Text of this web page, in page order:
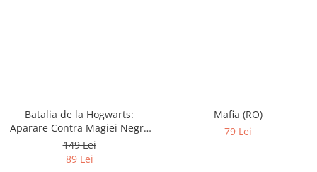
Batalia de la Hogwarts:
Aparare Contra Magiei Negre
(RO)
149 Lei
89 Lei
Mafia (RO)
79 Lei